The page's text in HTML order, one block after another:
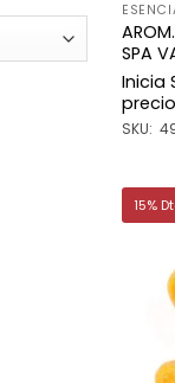
SPA
Inicia
SKU:
15%